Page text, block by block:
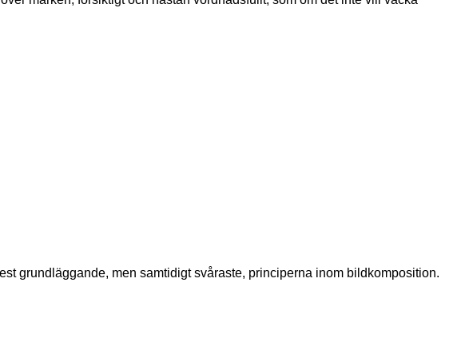
grundläggande, men samtidigt svåraste, principerna inom bildkomposition.